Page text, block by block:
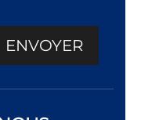
ENVOYER